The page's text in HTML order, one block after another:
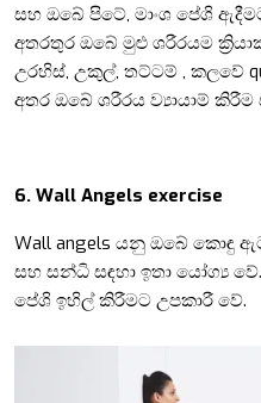
සහ ඔබේ පිටේ, මාංශ පේශි
අතරතුර ඔබේ මුළු ශරීරයම
උරහිස්, උකුල්, තට්ටම් , කලවේ
අතර ඔබේ ශරීරය ව්‍යායාම්
6. Wall Angels exercise
Wall angels යනු ඔබේ කොඳු
සහ සන්ධි සඳහා ඉතා යෝග්‍ය
පේශි ඉහිල් කිරීමට උපකාරී වේ.